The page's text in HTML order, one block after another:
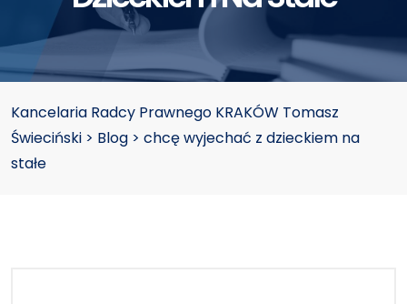
Kancelaria Radcy Prawnego KRAKÓW Tomasz
Świeciński > Blog > chcę wyjechać z dzieckiem na
stałe